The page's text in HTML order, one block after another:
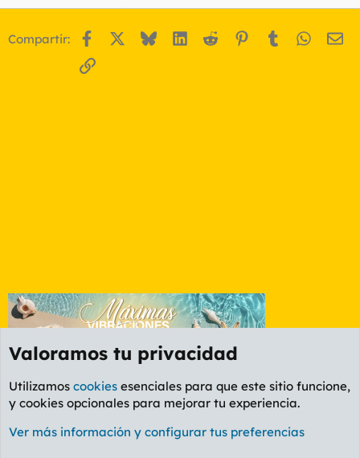
Compartir: Facebook BlueskyLinkedIn
Reddit Pinterest
Tumblr
Enlace
Foro Informática y Videojuegos
Cookies
PL OLDSTYLE AMARILLO
Valoramos tu privacidad
Utilizamos cookies esenciales para que este sitio funcione,
y cookies opcionales para mejorar tu experiencia.
Ver más información y configurar tus preferencias